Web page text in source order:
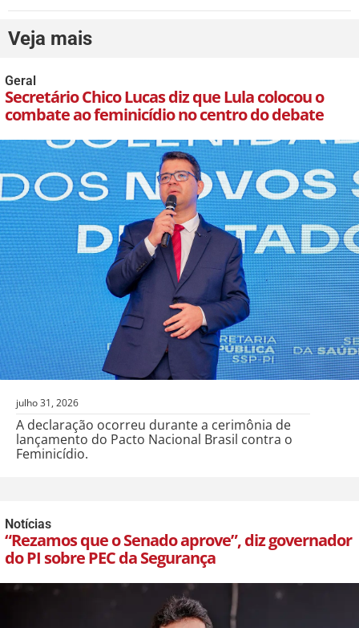
Veja mais
Geral
Secretário Chico Lucas diz que Lula colocou o
combate ao feminicídio no centro do debate
julho 31, 2026
A declaração ocorreu durante a cerimônia de
lançamento do Pacto Nacional Brasil contra o
Feminicídio.
Notícias
“Rezamos que o Senado aprove”, diz governador
do PI sobre PEC da Segurança